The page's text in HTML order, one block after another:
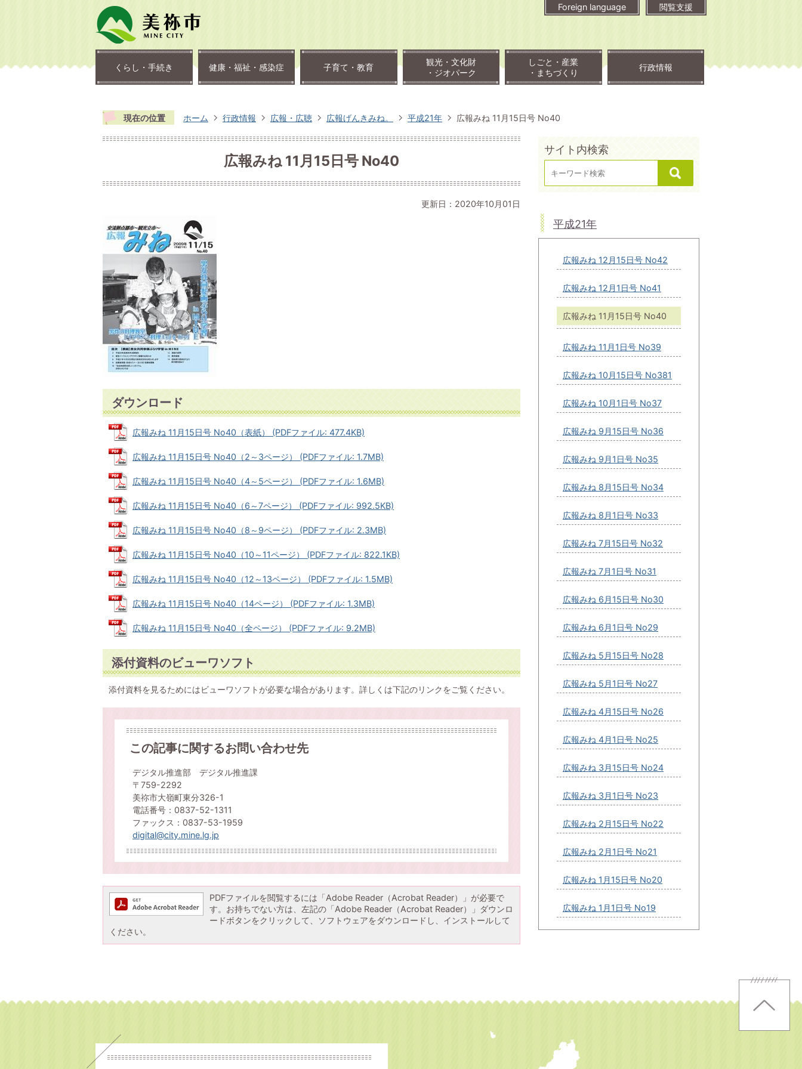
Foreign language 閲覧支援
くらし・手続き 健康・福祉・感染症 子育て・教育
観光・文化財
・ジオパーク
しごと・産業
・まちづくり
行政情報
現在の位置 ホーム 行政情報 広報・広聴 広報げんきみね。 平成21年 広報みね 11月15日号 No40
広報みね 11月15日号 No40
更新日：2020年10月01日
ダウンロード
広報みね 11月15日号 No40（表紙） (PDFファイル: 477.4KB)
広報みね 11月15日号 No40（2～3ページ） (PDFファイル: 1.7MB)
広報みね 11月15日号 No40（4～5ページ） (PDFファイル: 1.6MB)
広報みね 11月15日号 No40（6～7ページ） (PDFファイル: 992.5KB)
広報みね 11月15日号 No40（8～9ページ） (PDFファイル: 2.3MB)
広報みね 11月15日号 No40（10～11ページ） (PDFファイル: 822.1KB)
広報みね 11月15日号 No40（12～13ページ） (PDFファイル: 1.5MB)
広報みね 11月15日号 No40（14ページ） (PDFファイル: 1.3MB)
広報みね 11月15日号 No40（全ページ） (PDFファイル: 9.2MB)
添付資料のビューワソフト
添付資料を見るためにはビューワソフトが必要な場合があります。詳しくは下記のリンクをご覧ください。
この記事に関するお問い合わせ先
デジタル推進部 デジタル推進課
〒759-2292
美祢市大嶺町東分326-1
電話番号：0837-52-1311
ファックス：0837-53-1959
digital@city.mine.lg.jp
PDFファイルを閲覧するには「Adobe Reader（Acrobat Reader）」が必要で
す。お持ちでない方は、左記の「Adobe Reader（Acrobat Reader）」ダウンロ
ードボタンをクリックして、ソフトウェアをダウンロードし、インストールして
ください。
サイト内検索
平成21年
広報みね 12月15日号 No42
広報みね 12月1日号 No41
広報みね 11月15日号 No40
広報みね 11月1日号 No39
広報みね 10月15日号 No381
広報みね 10月1日号 No37
広報みね 9月15日号 No36
広報みね 9月1日号 No35
広報みね 8月15日号 No34
広報みね 8月1日号 No33
広報みね 7月15日号 No32
広報みね 7月1日号 No31
広報みね 6月15日号 No30
広報みね 6月1日号 No29
広報みね 5月15日号 No28
広報みね 5月1日号 No27
広報みね 4月15日号 No26
広報みね 4月1日号 No25
広報みね 3月15日号 No24
広報みね 3月1日号 No23
広報みね 2月15日号 No22
広報みね 2月1日号 No21
広報みね 1月15日号 No20
広報みね 1月1日号 No19